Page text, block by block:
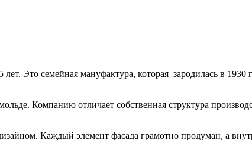
Это семейная мануфактура, которая зародилась в 1930
Компанию отличает собственная структура
Каждый элемент фасада грамотно продуман, а